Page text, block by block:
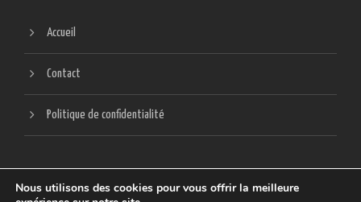
Accueil
Contact
Politique de confidentialité
Nous utilisons des cookies pour vous offrir la meilleure